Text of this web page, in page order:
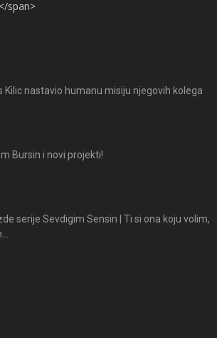
span>
Kilic nastavio humanu misiju njegovih kolega
Bursin i novi projekti!
serije Sevdigim Sensin | Ti si ona koju volim,